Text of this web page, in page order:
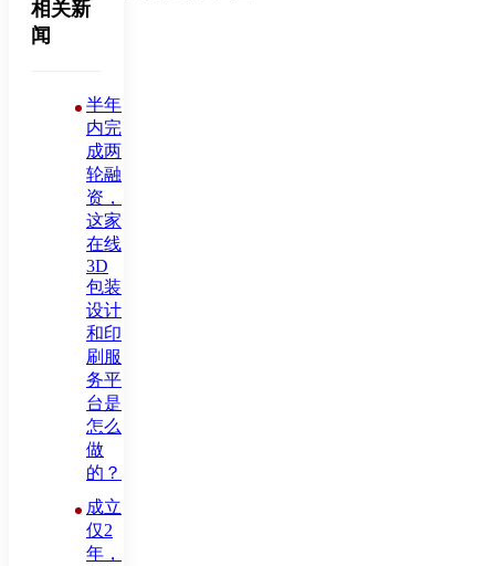
相关新
闻
半年
内完
成两
轮融
资，
这家
在线
3D
包装
设计
和印
刷服
务平
台是
怎么
做
的？
成立
仅2
年，